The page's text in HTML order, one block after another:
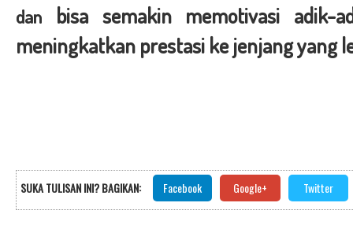
dan bisa semakin memotivasi adik-
meningkatkan prestasi ke jenjang yang
SUKA TULISAN INI? BAGIKAN: Facebook Google+ Twitter